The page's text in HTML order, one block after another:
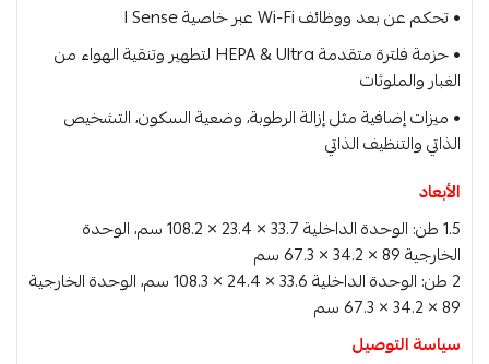
• تحكم عن بعد ووظائف Wi-Fi عبر خاصية I Sense
• حزمة فلترة متقدمة HEPA & Ultra لتطهير وتنقية الهواء من
الغبار والملوثات
• ميزات إضافية مثل إزالة الرطوبة، وضعية السكون، التشخيص
الذاتي والتنظيف الذاتي
الأبعاد
1.5 طن: الوحدة الداخلية 33.7 × 23.4 × 108.2 سم، الوحدة
الخارجية 89 × 34.2 × 67.3 سم
2 طن: الوحدة الداخلية 33.6 × 24.4 × 108.3 سم، الوحدة الخارجية
89 × 34.2 × 67.3 سم
سياسة التوصيل